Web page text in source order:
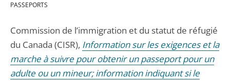
PASSEPORTS
Commission de l’immigration et du statut de réfugié
du Canada (CISR), Information sur les exigences et la
marche à suivre pour obtenir un passeport pour un
adulte ou un mineur; information indiquant si le